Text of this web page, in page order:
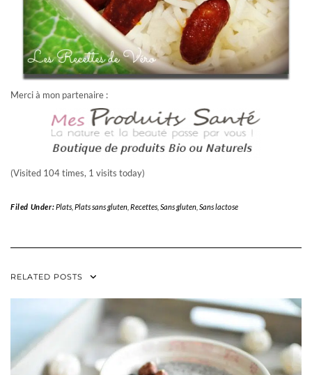
Merci à mon partenaire :
(Visited 104 times, 1 visits today)
Filed Under: Plats, Plats sans gluten, Recettes, Sans gluten, Sans lactose
RELATED POSTS